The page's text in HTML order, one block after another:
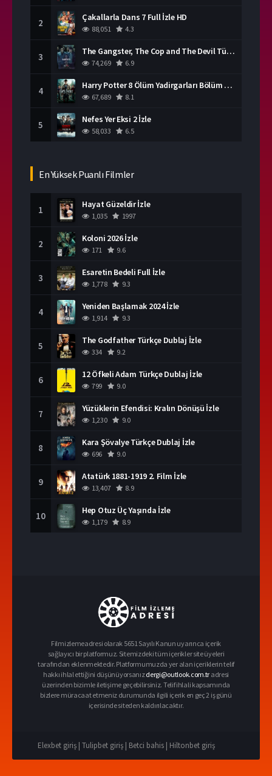
2 Çakallarla Dans 7 Full İzle HD
88,051 4.3
3 The Gangster, The Cop and The Devil Türkçe Dublaj İzle
74,269 6.9
4 Harry Potter 8 Ölüm Yadirgarları Bölüm 2 İzle
67,689 8.1
5 Nefes Yer Eksi 2 İzle
58,033 6.5
En Yüksek Puanlı Filmler
1 Hayat Güzeldir İzle
1,035 1997
2 Koloni 2026 İzle
171 9.6
3 Esaretin Bedeli Full İzle
1,778 9.3
4 Yeniden Başlamak 2024 İzle
1,914 9.3
5 The Godfather Türkçe Dublaj İzle
334 9.2
6 12 Öfkeli Adam Türkçe Dublaj İzle
799 9.0
7 Yüzüklerin Efendisi: Kralın Dönüşü İzle
1,230 9.0
8 Kara Şövalye Türkçe Dublaj İzle
696 9.0
9 Atatürk 1881-1919 2. Film İzle
13,407 8.9
10 Hep Otuz Üç Yaşında İzle
1,179 8.9
Filmizlemeadresi olarak 5651 Sayılı Kanun uyarınca içerik
sağlayıcı bir platformuz. Sitemizdeki tüm içerikler site üyeleri
tarafından eklenmektedir. Platformumuzda yer alan içeriklerin telif
hakkı ihlal ettiğini düşünüyorsanızdergi@outlook.com.tr adresi
üzerinden bizimle iletişime geçebilirsiniz. Telif ihlali kapsamında
bizlere müracaat etmeniz durumunda ilgili içerik en geç 2 iş günü
içerisinde siteden kaldırılacaktır.
Elexbet giriş | Tulipbet giriş | Betci bahis | Hiltonbet giriş